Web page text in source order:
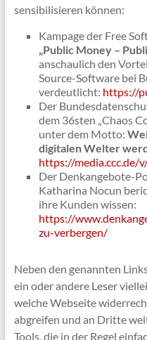
sensibilisieren können:
Kampage der Free
„Public Money –
anschaulich den
Source-Software bei
verdeutlicht: https://
Der
dem 36sten „Chaos
unter dem Motto:
digitalen Welter
https://media.ccc.de/
Der Denkangebote-
Katharina Nocun
ihre Kunden wissen:
https://
zu-verbergen/
Neben den genannten
ein oder andere Leser
welche Webseite
abgreifen und an Dritte
Tools, die in der Regel